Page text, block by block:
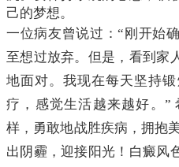
己的梦想。
一位病友曾说过：“刚开始
至想过放弃。但是，看到家
地面对。我现在每天坚持
疗，感觉生活越来越好。”
样，勇敢地战胜疾病，拥抱
出阴霾，迎接阳光！白癜风